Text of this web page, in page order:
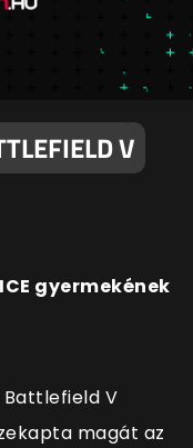
V
gyermekének
Battlefield V
magát az